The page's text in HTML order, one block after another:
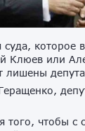
которое
Клюев или
лишены
того, чтобы с